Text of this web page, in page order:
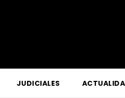
JUDICIALES